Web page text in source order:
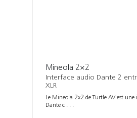
Mineola 2×2
Interface audio Dante 2
XLR
Le Mineola 2x2 de Turtle AV est
Dante c . . .